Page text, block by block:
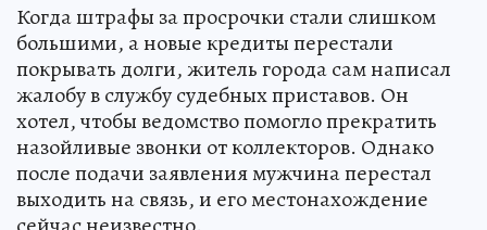
Когда штрафы за просрочки стали слишком
большими, а новые кредиты перестали
покрывать долги, житель города сам написал
жалобу в службу судебных приставов. Он
хотел, чтобы ведомство помогло прекратить
назойливые звонки от коллекторов. Однако
после подачи заявления мужчина перестал
выходить на связь, и его местонахождение